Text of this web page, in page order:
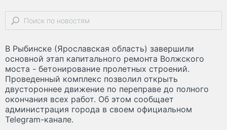
В Рыбинске (Ярославская область) завершили
основной этап капитального ремонта Волжского
моста - бетонирование пролетных строений.
Проведенный комплекс позволил открыть
двустороннее движение по переправе до полного
окончания всех работ. Об этом сообщает
администрация города в своем официальном
Telegram-канале.